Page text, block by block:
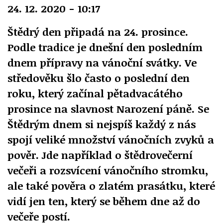
24. 12. 2020 - 10:17
Štědrý den připadá na 24. prosince.
Podle tradice je dnešní den posledním
dnem přípravy na vánoční svátky. Ve
středověku šlo často o poslední den
roku, který začínal pětadvacátého
prosince na slavnost Narození páně. Se
Štědrým dnem si nejspíš každý z nás
spojí veliké množství vánočních zvyků a
pověr. Jde například o štědrovečerní
večeři a rozsvícení vánočního stromku,
ale také pověra o zlatém prasátku, které
vidí jen ten, který se během dne až do
večeře postí.